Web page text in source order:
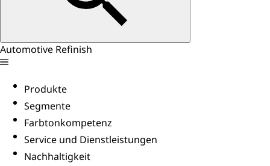
Automotive Refinish
Produkte
Segmente
Farbtonkompetenz
Service und Dienstleistungen
Nachhaltigkeit